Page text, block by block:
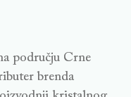
području Crne
brenda